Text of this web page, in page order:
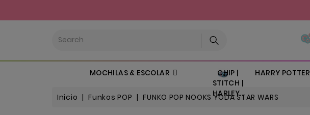
MOCHILAS & ESCOLAR
CHIP |
STITCH |
HARLEY..
HARRY POTTER
Inicio Funkos POP FUNKO POP NOOKS YODA STAR WARS